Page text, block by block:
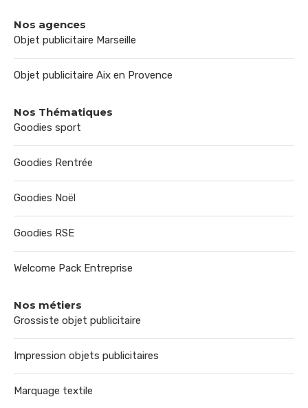
Nos agences
Objet publicitaire Marseille
Objet publicitaire Aix en Provence
Nos Thématiques
Goodies sport
Goodies Rentrée
Goodies Noël
Goodies RSE
Welcome Pack Entreprise
Nos métiers
Grossiste objet publicitaire
Impression objets publicitaires
Marquage textile